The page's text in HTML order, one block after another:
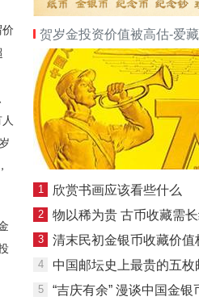
贺岁金投资价值被高估-爱
1 欣赏书画应该看些什么
2 物以稀为贵 古币收藏需
3 清末民初金银币收藏价值
4 中国邮坛史上最贵的五枚
5 “吉庆有余” 漫谈中国金银